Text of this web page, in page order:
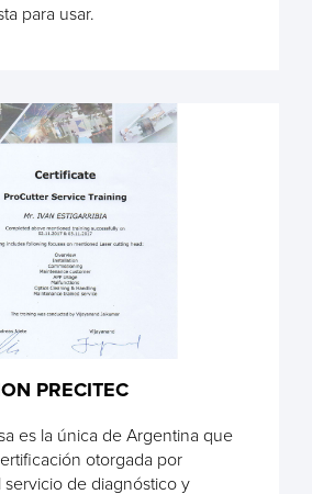
para usar.
PRECITEC
es la única de Argentina que
otorgada por
servicio de diagnóstico y